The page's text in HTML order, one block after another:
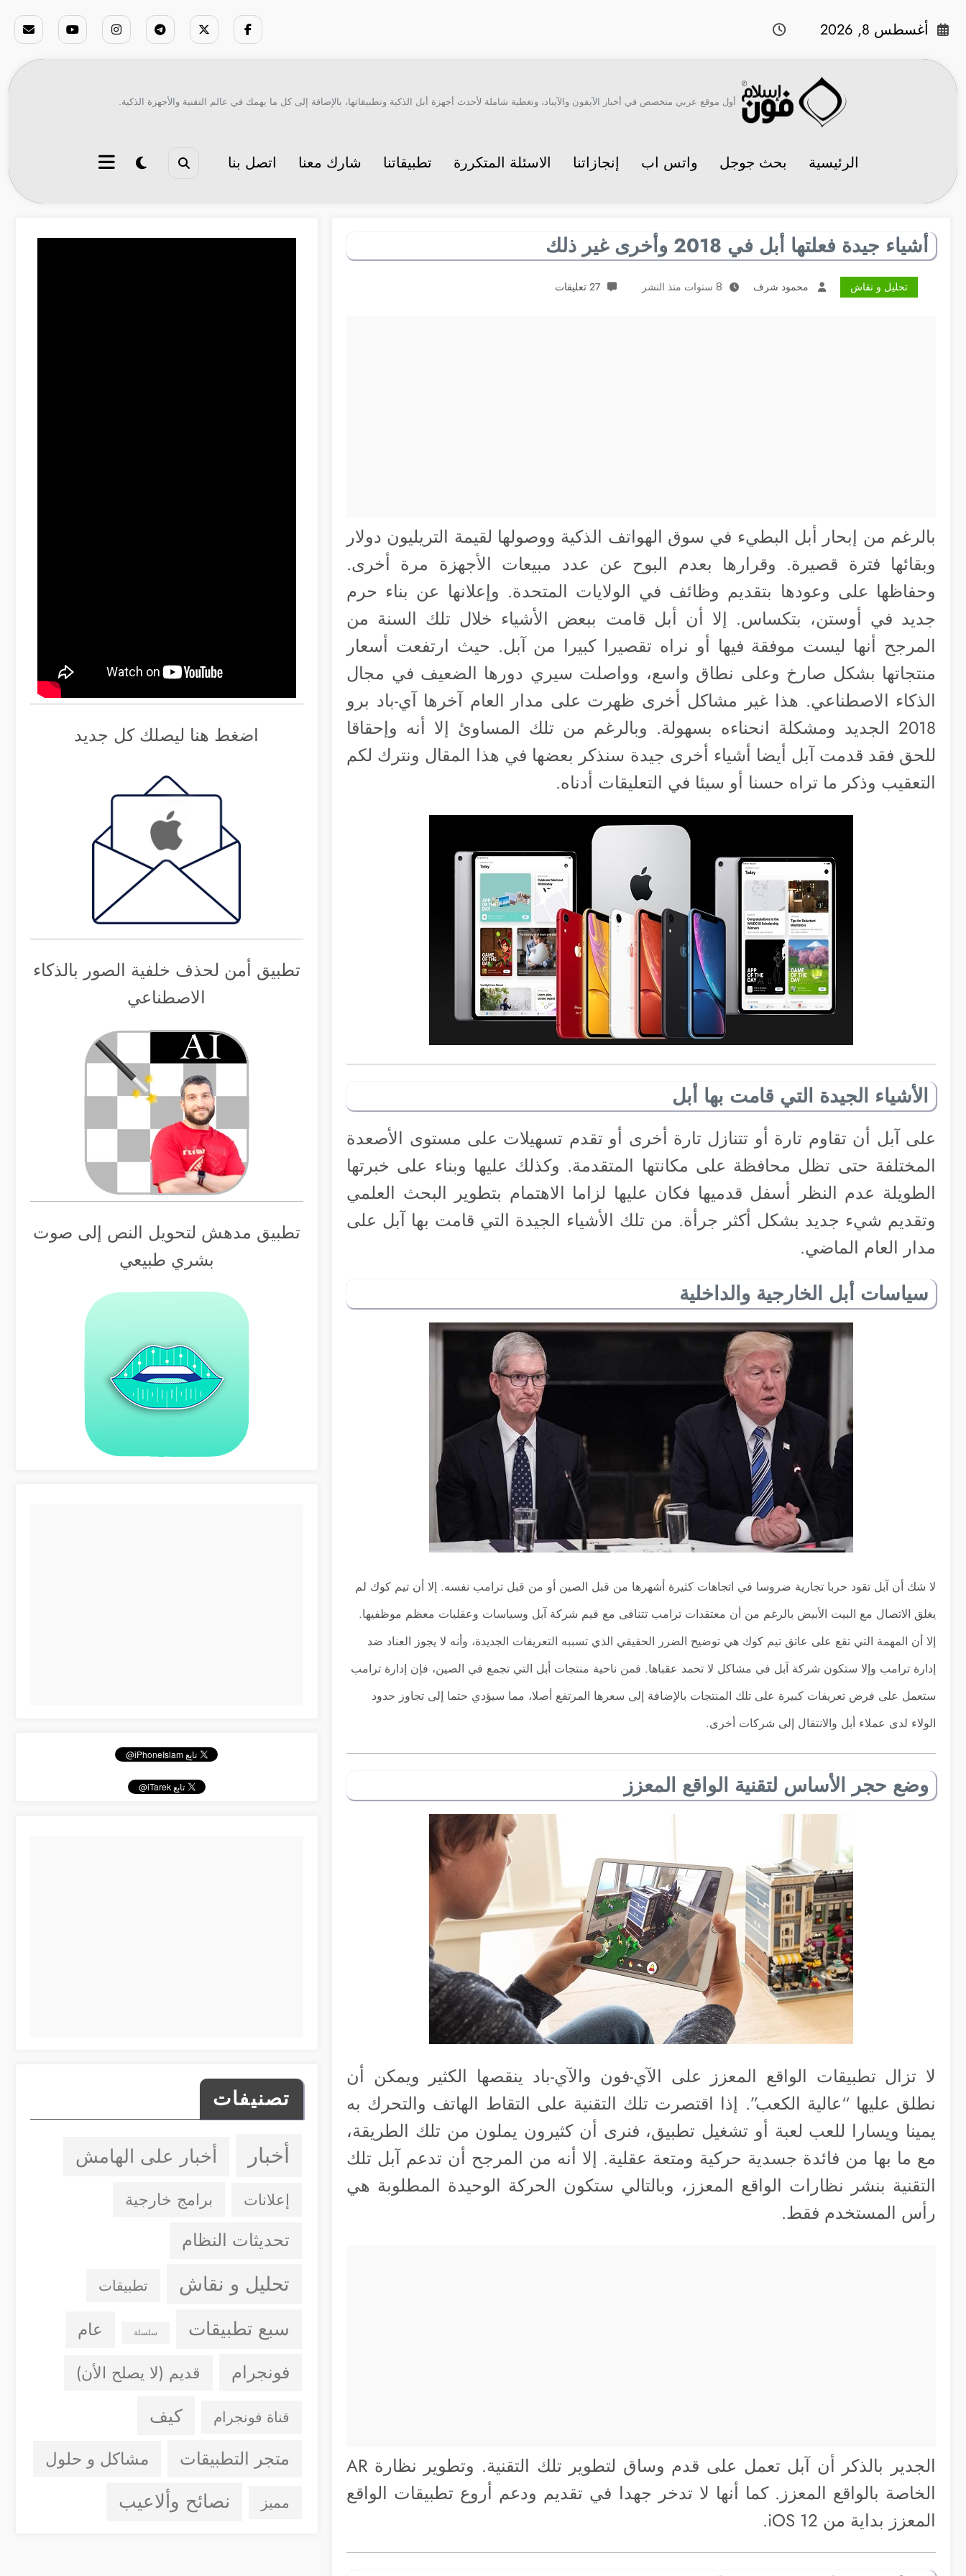
أغسطس 8, 2026
أول موقع عربي متخصص في أخبار الآيفون والآيباد، وتغطية شاملة لأحدث أجهزة أبل الذكية وتطبيقاتها، بالإضافة إلى كل ما يهمك في عالم التقنية والأجهزة الذكية.
الرئيسية بحث جوجل واتس اب إنجازاتنا الاسئلة المتكررة تطبيقاتنا شارك معنا اتصل بنا
أشياء جيدة فعلتها أبل في 2018 وأخرى غير ذلك
تحليل و نقاش محمود شرف 8 سنوات منذ النشر 27 تعليقات
بالرغم من إبحار أبل البطيء في سوق الهواتف الذكية ووصولها لقيمة التريليون دولار
وبقائها فترة قصيرة. وقرارها بعدم البوح عن عدد مبيعات الأجهزة مرة أخرى.
وحفاظها على وعودها بتقديم وظائف في الولايات المتحدة. وإعلانها عن بناء حرم
جديد في أوستن، بتكساس. إلا أن أبل قامت ببعض الأشياء خلال تلك السنة من
المرجح أنها ليست موفقة فيها أو نراه تقصيرا كبيرا من آبل. حيث ارتفعت أسعار
منتجاتها بشكل صارخ وعلى نطاق واسع، وواصلت سيري دورها الضعيف في مجال
الذكاء الاصطناعي. هذا غير مشاكل أخرى ظهرت على مدار العام آخرها آي-باد برو
2018 الجديد ومشكلة انحناءه بسهولة. وبالرغم من تلك المساوئ إلا أنه وإحقاقا
للحق فقد قدمت آبل أيضا أشياء أخرى جيدة سنذكر بعضها في هذا المقال ونترك لكم
التعقيب وذكر ما تراه حسنا أو سيئا في التعليقات أدناه.
الأشياء الجيدة التي قامت بها أبل
على آبل أن تقاوم تارة أو تتنازل تارة أخرى أو تقدم تسهيلات على مستوى الأصعدة
المختلفة حتى تظل محافظة على مكانتها المتقدمة. وكذلك عليها وبناء على خبرتها
الطويلة عدم النظر أسفل قدميها فكان عليها لزاما الاهتمام بتطوير البحث العلمي
وتقديم شيء جديد بشكل أكثر جرأة. من تلك الأشياء الجيدة التي قامت بها آبل على
مدار العام الماضي.
سياسات أبل الخارجية والداخلية
لا شك أن آبل تقود حربا تجارية ضروسا في اتجاهات كثيرة أشهرها من قبل الصين أو من قبل ترامب نفسه. إلا أن تيم كوك لم
يغلق الاتصال مع البيت الأبيض بالرغم من أن معتقدات ترامب تتنافى مع قيم شركة آبل وسياسات وعقليات معظم موظفيها.
إلا أن المهمة التي تقع على عاتق تيم كوك هي توضيح الضرر الحقيقي الذي تسببه التعريفات الجديدة، وأنه لا يجوز العناد ضد
إدارة ترامب وإلا ستكون شركة آبل في مشاكل لا تحمد عقباها. فمن ناحية منتجات أبل التي تجمع في الصين، فإن إدارة ترامب
ستعمل على فرض تعريفات كبيرة على تلك المنتجات بالإضافة إلى سعرها المرتفع أصلا، مما سيؤدي حتما إلى تجاوز حدود
الولاء لدى عملاء أبل والانتقال إلى شركات أخرى.
وضع حجر الأساس لتقنية الواقع المعزز
لا تزال تطبيقات الواقع المعزز على الآي-فون والآي-باد ينقصها الكثير ويمكن أن
نطلق عليها “عالية الكعب”. إذا اقتصرت تلك التقنية على التقاط الهاتف والتحرك به
يمينا ويسارا للعب لعبة أو تشغيل تطبيق، فنرى أن كثيرون يملون من تلك الطريقة،
مع ما بها من فائدة جسدية حركية ومتعة عقلية. إلا أنه من المرجح أن تدعم آبل تلك
التقنية بنشر نظارات الواقع المعزز، وبالتالي ستكون الحركة الوحيدة المطلوبة هي
رأس المستخدم فقط.
الجدير بالذكر أن آبل تعمل على قدم وساق لتطوير تلك التقنية. وتطوير نظارة AR
الخاصة بالواقع المعزز. كما أنها لا تدخر جهدا في تقديم ودعم أروع تطبيقات الواقع
المعزز بداية من iOS 12.
اضغط هنا ليصلك كل جديد
تطبيق أمن لحذف خلفية الصور بالذكاء
الاصطناعي
تطبيق مدهش لتحويل النص إلى صوت
بشري طبيعي
تصنيفات
أخبار أخبار على الهامش
إعلانات برامج خارجية
تحديثات النظام
تحليل و نقاش تطبيقات
سبع تطبيقات سلسلة عام
فونجرام قديم (لا يصلح الأن)
قناة فونجرام كيف
متجر التطبيقات مشاكل و حلول
مميز نصائح وألاعيب